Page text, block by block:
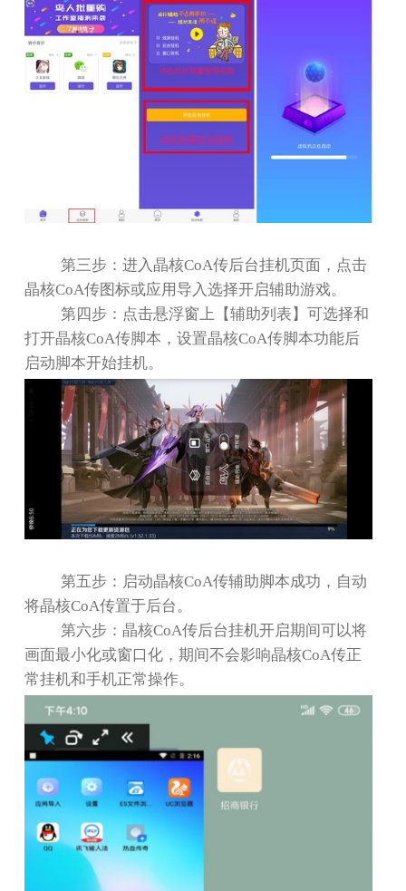
第三步：进入晶核CoA传后台挂机页面，点击
晶核CoA传图标或应用导入选择开启辅助游戏。
第四步：点击悬浮窗上【辅助列表】可选择和
打开晶核CoA传脚本，设置晶核CoA传脚本功能后
启动脚本开始挂机。
第五步：启动晶核CoA传辅助脚本成功，自动
将晶核CoA传置于后台。
第六步：晶核CoA传后台挂机开启期间可以将
画面最小化或窗口化，期间不会影响晶核CoA传正
常挂机和手机正常操作。